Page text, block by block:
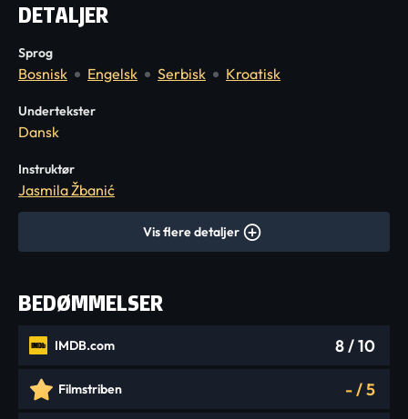
DETALJER
Sprog
Bosnisk Engelsk Serbisk Kroatisk
Undertekster
Dansk
Instruktør
Jasmila Žbanić
Vis flere detaljer
BEDØMMELSER
IMDB.com 8/ 10
Filmstriben -/5